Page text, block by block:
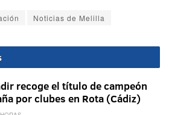
Noticias de Melilla
recoge el título de campeón
por clubes en Rota (Cádiz)